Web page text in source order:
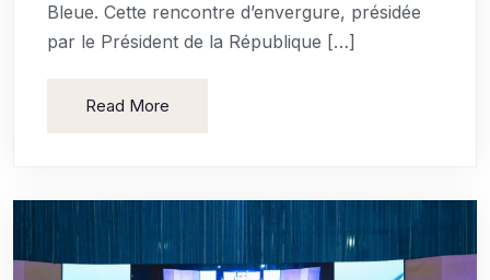
Bleue. Cette rencontre d’envergure, présidée
par le Président de la République […]
Read More